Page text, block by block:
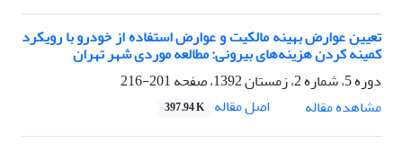
تعیین عوارض بهینه مالکیت و عوارض استفاده از خودرو با رویکرد
کمینه کردن هزینه‌های بیرونی: مطالعه موردی شهر تهران
دوره 5، شماره 2، زمستان 1392، صفحه
201-216
مشاهده مقاله
اصل مقاله 397.94 K